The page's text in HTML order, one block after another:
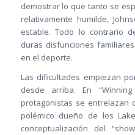
demostrar lo que tanto se
relativamente humilde,
estable. Todo lo contrario
duras disfunciones
en el deporte.
Las dificultades empiezan
desde arriba. En
protagonistas se entrelazan
polémico dueño de los
conceptualización del